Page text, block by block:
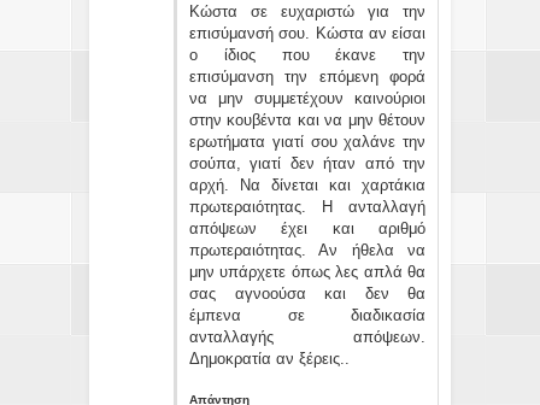
Κώστα σε ευχαριστώ για την
επισύμανσή σου. Κώστα αν είσαι
ο ίδιος που έκανε την
επισύμανση την επόμενη φορά
να μην συμμετέχουν καινούριοι
στην κουβέντα και να μην θέτουν
ερωτήματα γιατί σου χαλάνε την
σούπα, γιατί δεν ήταν από την
αρχή. Να δίνεται και χαρτάκια
πρωτεραιότητας. Η ανταλλαγή
απόψεων έχει και αριθμό
πρωτεραιότητας. Αν ήθελα να
μην υπάρχετε όπως λες απλά θα
σας αγνοούσα και δεν θα
έμπενα σε διαδικασία
ανταλλαγής απόψεων.
Δημοκρατία αν ξέρεις..
Απάντηση